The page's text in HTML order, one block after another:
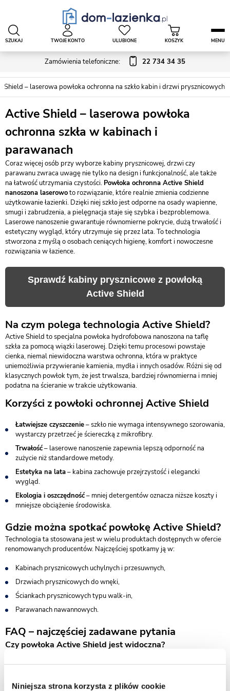
Niniejsza strona korzysta z plików cookie
Zamówienia telefoniczne: 22 734 34 35
SZUKAJ TWOJE KONTO ULUBIONE KOSZYK MENU
Shield – laserowa powłoka ochronna na szkło kabin i drzwi prysznicowych
Active Shield – laserowa powłoka
ochronna szkła w kabinach i
parawanach
Coraz więcej osób przy wyborze kabiny prysznicowej, drzwi czy
parawanu zwraca uwagę nie tylko na design i funkcjonalność, ale także
na łatwość utrzymania czystości. Powłoka ochronna Active Shield
nanoszona laserowoto rozwiązanie, które realnie zmienia codzienne
użytkowanie łazienki. Dzięki niej szkło jest odporne na osady wapienne,
smugi i zabrudzenia, a pielęgnacja staje się szybka i bezproblemowa.
Laserowe nanoszenie gwarantuje równomierne pokrycie, dużą trwałość i
estetyczny wygląd, który utrzymuje się przez lata. To technologia
stworzona z myślą o osobach ceniących higienę, komfort i nowoczesne
rozwiązania w łazience.
Sprawdź kabiny prysznicowe z powłoką
Active Shield
Na czym polega technologia Active Shield?
Active Shield to specjalna powłoka hydrofobowa nanoszona na taflę
szkła za pomocą wiązki laserowej. Dzięki temu procesowi powstaje
cienka, niemal niewidoczna warstwa ochronna, która w praktyce
uniemożliwia przywieranie kamienia, mydła i innych osadów. Różni się od
klasycznych powłok tym, że jest trwalsza, bardziej równomierna i mniej
podatna na ścieranie w trakcie użytkowania.
Korzyści z powłoki ochronnej Active Shield
Łatwiejsze czyszczenie– szkło nie wymaga intensywnego szorowania,
wystarczy przetrzeć je ściereczką z mikrofibry.
Trwałość– laserowe nanoszenie zapewnia lepszą odporność na
zużycie niż standardowe metody.
Estetyka na lata– kabina zachowuje przejrzystość i elegancki
wygląd.
Ekologia i oszczędność– mniej detergentów oznacza niższe koszty i
mniejsze obciążenie środowiska.
Gdzie można spotkać powłokę Active Shield?
Technologia ta stosowana jest w wielu produktach dostępnych w ofercie
renomowanych producentów. Najczęściej spotkamy ją w:
Kabinach prysznicowych uchylnych i przesuwnych,
Drzwiach prysznicowych do wnęki,
Ściankach prysznicowych typu walk-in,
Parawanach nawannowych.
FAQ – najczęściej zadawane pytania
Czy powłoka Active Shield jest widoczna?
szkła ani jego struktury – jedynie poprawia jego właściwości użytkowe.
Jak długo utrzymuje się powłoka Active Shield?